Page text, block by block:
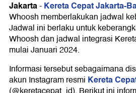
Jakarta-Kereta Cepat Jakarta-
Whoosh memberlakukan jadwal
Jadwal ini berlaku untuk
Whoosh dan jadwal integrasi
mulai Januari 2024.
Informasi tersebut sebagaimana
akun Instagram resmi Kereta